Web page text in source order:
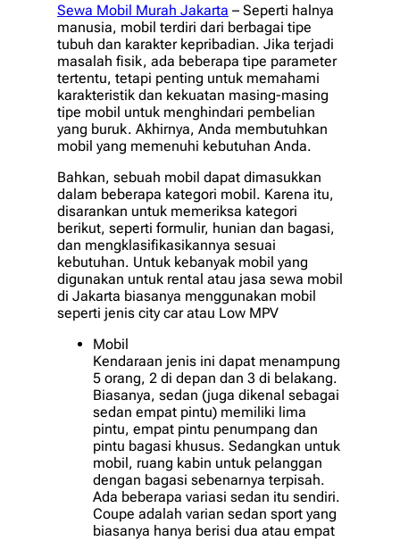
Sewa Mobil Murah Jakarta – Seperti halnya
manusia, mobil terdiri dari berbagai tipe
tubuh dan karakter kepribadian. Jika terjadi
masalah fisik, ada beberapa tipe parameter
tertentu, tetapi penting untuk memahami
karakteristik dan kekuatan masing-masing
tipe mobil untuk menghindari pembelian
yang buruk. Akhirnya, Anda membutuhkan
mobil yang memenuhi kebutuhan Anda.
Bahkan, sebuah mobil dapat dimasukkan
dalam beberapa kategori mobil. Karena itu,
disarankan untuk memeriksa kategori
berikut, seperti formulir, hunian dan bagasi,
dan mengklasifikasikannya sesuai
kebutuhan. Untuk kebanyak mobil yang
digunakan untuk rental atau jasa sewa mobil
di Jakarta biasanya menggunakan mobil
seperti jenis city car atau Low MPV
Mobil
Kendaraan jenis ini dapat menampung
5 orang, 2 di depan dan 3 di belakang.
Biasanya, sedan (juga dikenal sebagai
sedan empat pintu) memiliki lima
pintu, empat pintu penumpang dan
pintu bagasi khusus. Sedangkan untuk
mobil, ruang kabin untuk pelanggan
dengan bagasi sebenarnya terpisah.
Ada beberapa variasi sedan itu sendiri.
Coupe adalah varian sedan sport yang
biasanya hanya berisi dua atau empat